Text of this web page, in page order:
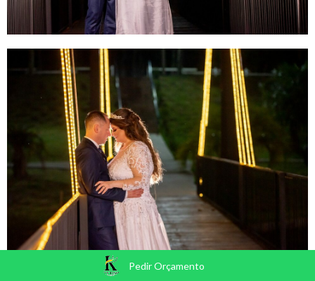
Pedir Orçamento